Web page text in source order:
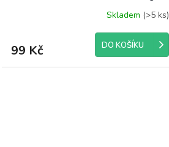
Skladem (>5 ks)
99 Kč DO KOŠÍKU